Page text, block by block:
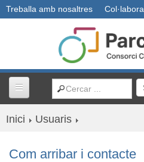
Col·labora
Treballa amb nosaltres
Centres i serveis
Usuaris
Inici Usuaris
Com arribar i contacte